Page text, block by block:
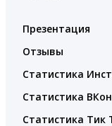
Презентация
Отзывы
Статистика
Статистика
Статистика Тик